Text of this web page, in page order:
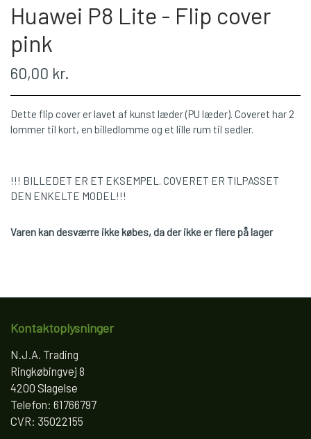
Huawei P8 Lite - Flip cover
pink
60,00 kr.
Dette flip cover er lavet af kunst læder (PU læder). Coveret har 2
lommer til kort, en billedlomme og et lille rum til sedler.
!!! BILLEDET ER ET EKSEMPEL. COVERET ER TILPASSET
DEN ENKELTE MODEL!!!
Varen kan desværre ikke købes, da der ikke er flere på lager
Kontaktoplysninger
N.J.A. Trading
Ringkøbingvej 8
4200 Slagelse
Telefon: 61766797
CVR: 35022155